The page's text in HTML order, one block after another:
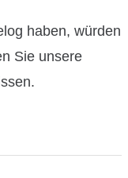
haben, würden
Sie unsere